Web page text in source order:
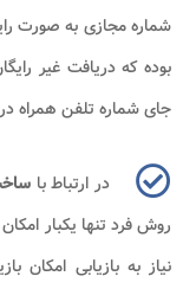
شماره مجازی به صورت
بوده که دریافت غیر
جای شماره تلفن همراه
در ارتباط با
روش فرد تنها یکبار
نیاز به بازیابی